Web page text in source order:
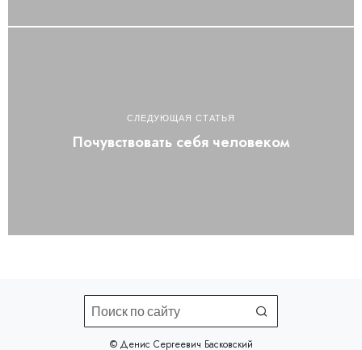
СЛЕДУЮЩАЯ СТАТЬЯ
Почувствовать себя человеком
©️ Денис Сергеевич Басковский